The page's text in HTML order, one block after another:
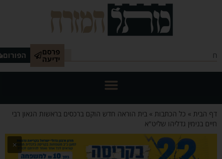
פרסם
ידיעה הפורום
»כל הכתבות»בית הוראה חדש הוקם ברכסים בראשות הגאון רבי
בנימין גדליהו שליט"א
×